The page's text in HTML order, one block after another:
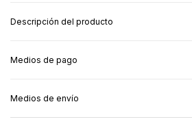
Descripción del producto
Para las mamás que quieren dar la teta
Nacimos para esto. Para amar, para ser
Para buscar el calor de otro cuerpo y
Medios de pago
Medios de envío